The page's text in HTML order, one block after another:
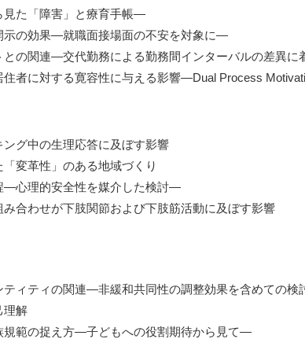
た「障害」と療育手帳―
示の効果―就職面接場面の不安を対象に―
との関連―交代勤務による勤務間インターバルの差異
者に対する寛容性に与える影響―Dual Process
グ中の生理応答に及ぼす影響
変革性」のある地域づくり
―心理的安全性を媒介した検討―
合わせが下肢関節および下肢筋活動に及ぼす影響
ティティの関連―非緩和共同性の調整効果を含めての
理解
規範の捉え方―子どもへの役割期待から見て―